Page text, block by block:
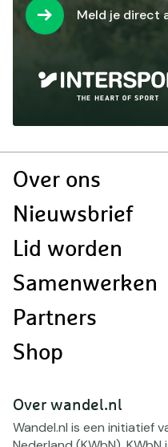
Meld je direct
Doormat
Over ons
Nieuwsbrief
Lid worden
Samenwerken
Partners
Shop
Over wandel.nl
Wandel.nl is een initiatief